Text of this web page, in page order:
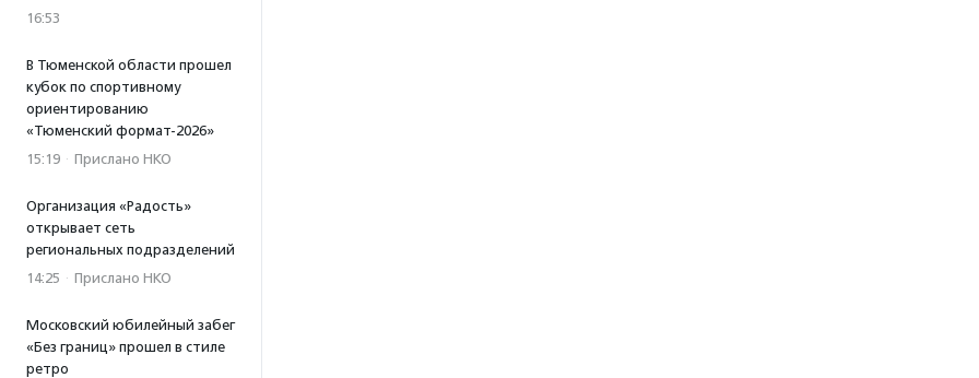
16:53
В Тюменской области прошел
кубок по спортивному
ориентированию
«Тюменский формат-2026»
15:19 · Прислано НКО
Организация «Радость»
открывает сеть
региональных подразделений
14:25 · Прислано НКО
Московский юбилейный забег
«Без границ» прошел в стиле
ретро